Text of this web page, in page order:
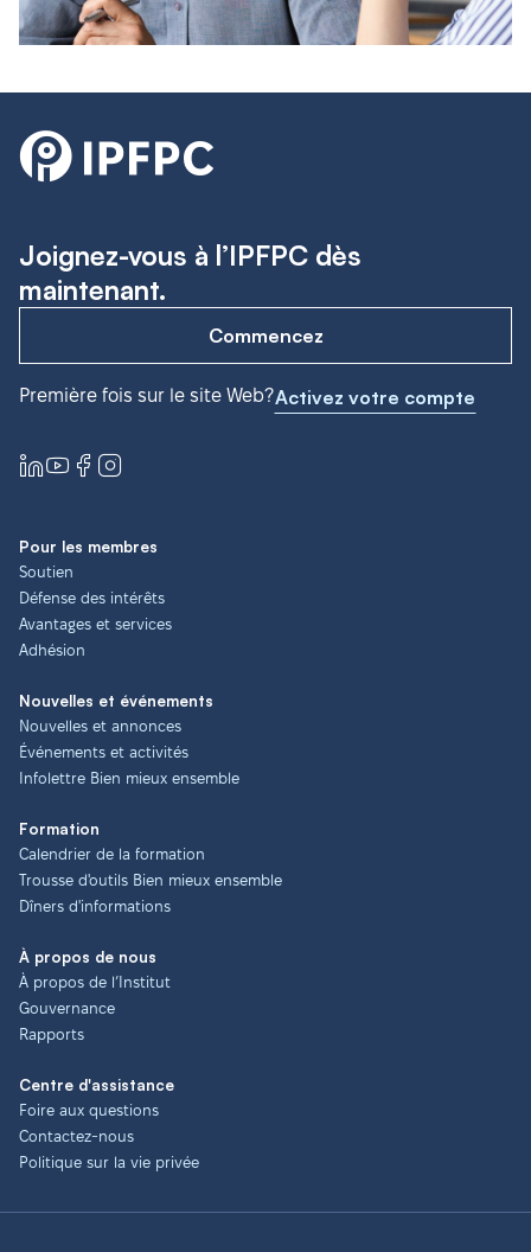
Joignez-vous à l’IPFPC dès
maintenant.
Commencez
Première fois sur le site Web?Activez votre compte
Pour les membres
Soutien
Défense des intérêts
Avantages et services
Adhésion
Nouvelles et événements
Nouvelles et annonces
Événements et activités
Infolettre Bien mieux ensemble
Formation
Calendrier de la formation
Trousse d'outils Bien mieux ensemble
Dîners d'informations
À propos de nous
À propos de l’Institut
Gouvernance
Rapports
Centre d'assistance
Foire aux questions
Contactez-nous
Politique sur la vie privée